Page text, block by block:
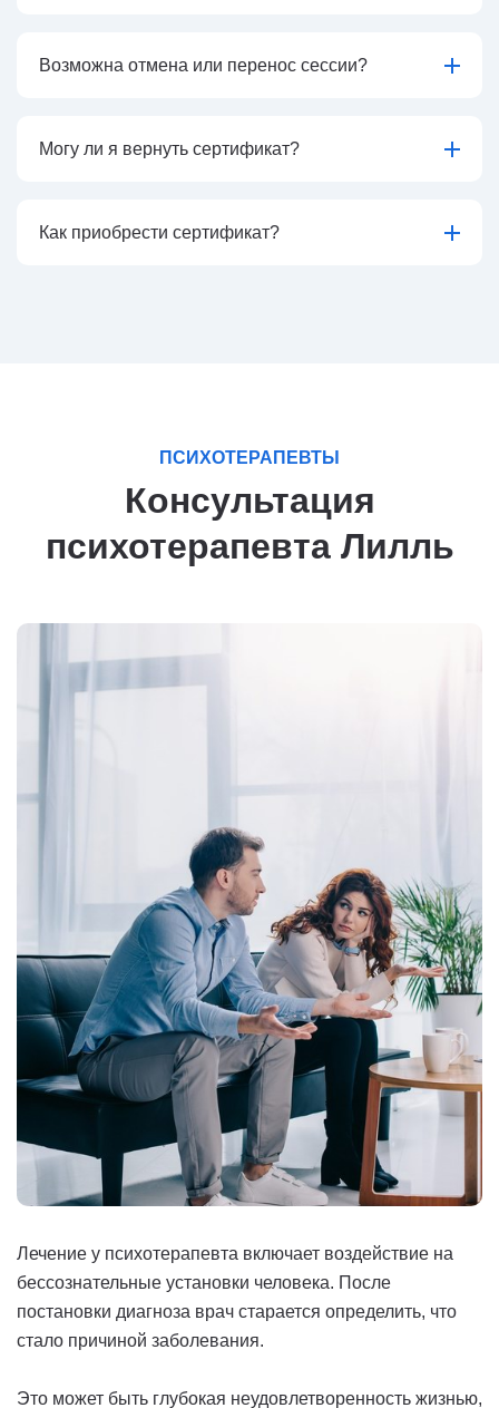
Возможна отмена или перенос сессии?
Могу ли я вернуть сертификат?
Как приобрести сертификат?
ПСИХОТЕРАПЕВТЫ
Консультация
психотерапевта Лилль
Лечение у психотерапевта включает воздействие на
бессознательные установки человека. После
постановки диагноза врач старается определить, что
стало причиной заболевания.
Это может быть глубокая неудовлетворенность жизнью,